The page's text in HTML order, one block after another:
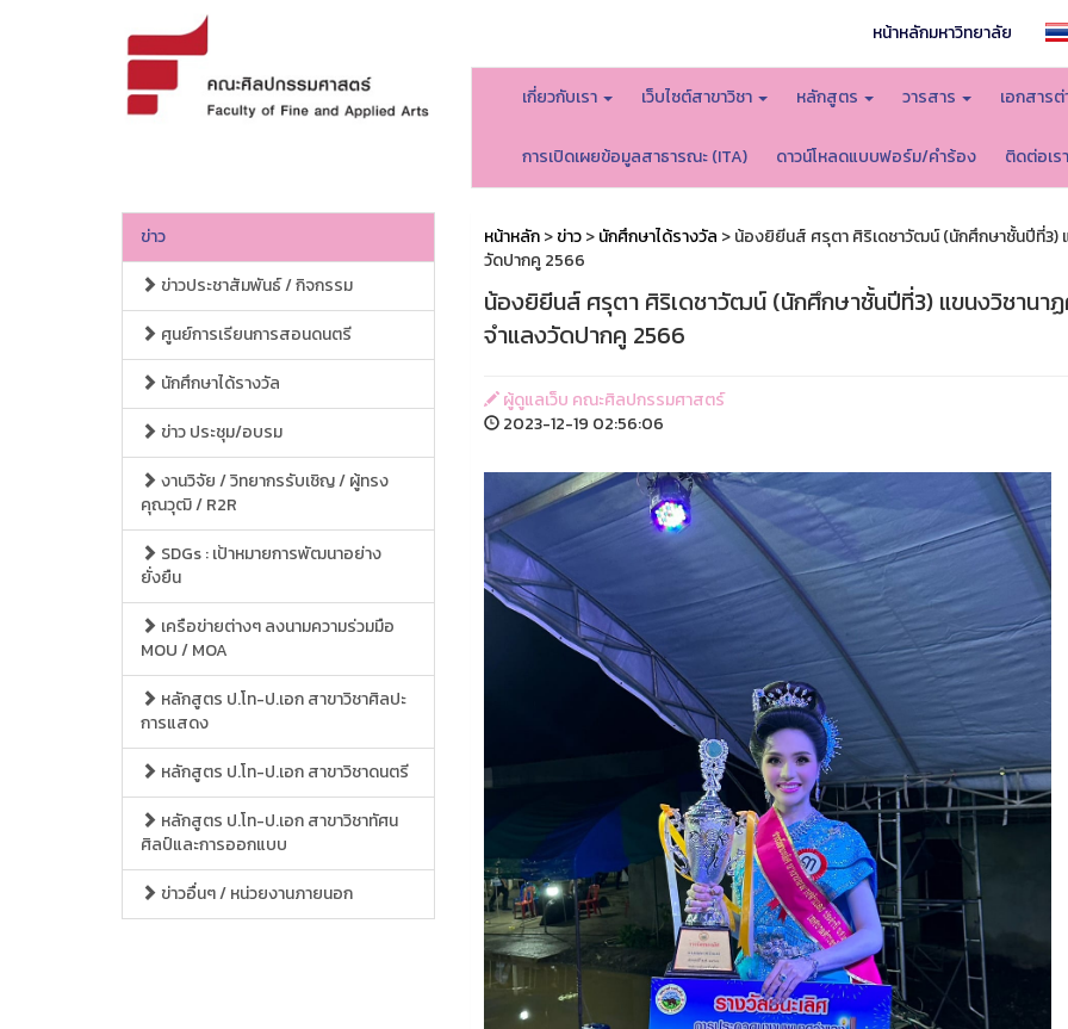
หน้าหลักมหาวิทยาลัย
เกี่ยวกับเรา เว็บไซต์สาขาวิชา หลักสูตร วารสาร เอกสาร
การเปิดเผยข้อมูลสาธารณะ (ITA) ดาวน์โหลดแบบฟอร์ม/คำร้อง ติดต่อเรา
ข่าว
ข่าวประชาสัมพันธ์ / กิจกรรม
ศูนย์การเรียนการสอนดนตรี
นักศึกษาได้รางวัล
ข่าว ประชุม/อบรม
งานวิจัย / วิทยากรรับเชิญ / ผู้ทรง
คุณวุฒิ / R2R
SDGs : เป้าหมายการพัฒนาอย่าง
ยั่งยืน
เครือข่ายต่างๆ ลงนามความร่วมมือ
MOU / MOA
หลักสูตร ป.โท-ป.เอก สาขาวิชาศิลปะ
การแสดง
หลักสูตร ป.โท-ป.เอก สาขาวิชาดนตรี
หลักสูตร ป.โท-ป.เอก สาขาวิชาทัศน
ศิลป์และการออกแบบ
ข่าวอื่นๆ / หน่วยงานภายนอก
หน้าหลัก>ข่าว>นักศึกษาได้รางวัล > น้องยิยีนส์ ศรุตา ศิริเดชาวัฒน์ (นักศึกษาชั้นปีที่3)
วัดปากคู 2566
น้องยิยีนส์ ศรุตา ศิริเดชาวัฒน์ (นักศึกษาชั้นปีที่3) แขนงวิชานา
จำแลงวัดปากคู 2566
ผู้ดูแลเว็บ คณะศิลปกรรมศาสตร์
2023-12-19 02:56:06